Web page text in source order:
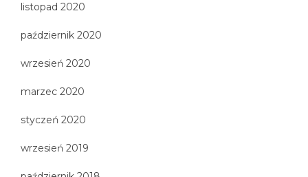
listopad 2020
październik 2020
wrzesień 2020
marzec 2020
styczeń 2020
wrzesień 2019